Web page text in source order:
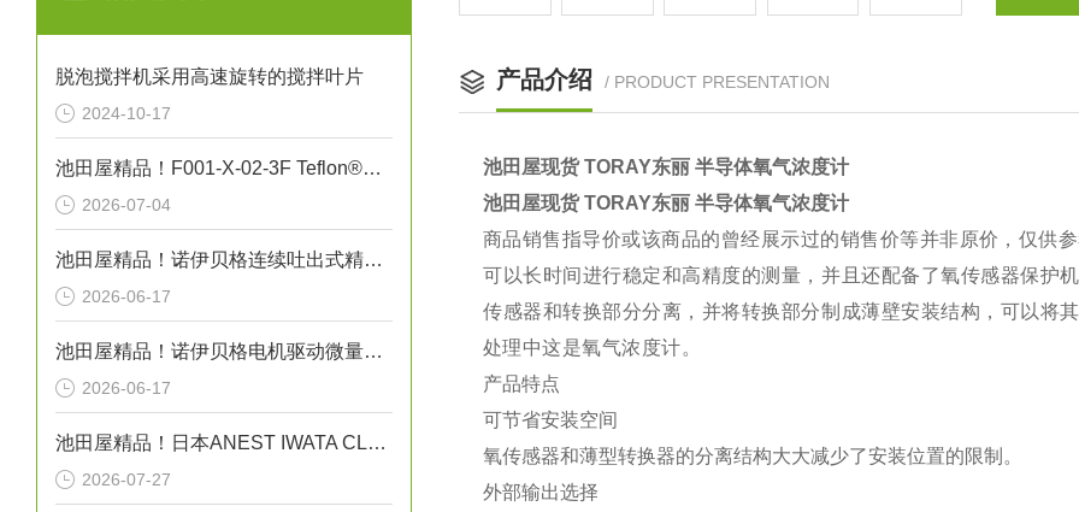
脱泡搅拌机采用高速旋转的搅拌叶片
2024-10-17
池田屋精品！F001-X-02-3F Teflon®真空吸笔技术参数
2026-07-04
池田屋精品！诺伊贝格连续吐出式精密点胶机 RN10 参数介绍
2026-06-17
池田屋精品！诺伊贝格电机驱动微量精密充填点胶机 VMO10 参数介绍
2026-06-17
池田屋精品！日本ANEST IWATA CLBS55E-30增压压缩机
2026-07-27
产品介绍 / PRODUCT PRESENTATION
池田屋现货 TORAY东丽 半导体氧气浓度计
池田屋现货 TORAY东丽 半导体氧气浓度计
商品销售指导价或该商品的曾经展示过的销售价等并非原价，仅供
可以长时间进行稳定和高精度的测量，并且还配备了氧传感器保护
传感器和转换部分分离，并将转换部分制成薄壁安装结构，可以将
处理中这是氧气浓度计。
产品特点
可节省安装空间
氧传感器和薄型转换器的分离结构大大减少了安装位置的限制。
外部输出选择